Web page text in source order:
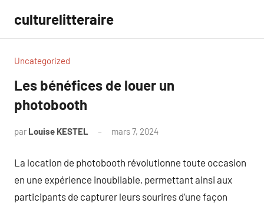
contenu
culturelitteraire
Uncategorized
Les bénéfices de louer un
photobooth
par Louise KESTEL mars 7, 2024
La location de photobooth révolutionne toute occasion
en une expérience inoubliable, permettant ainsi aux
participants de capturer leurs sourires d’une façon